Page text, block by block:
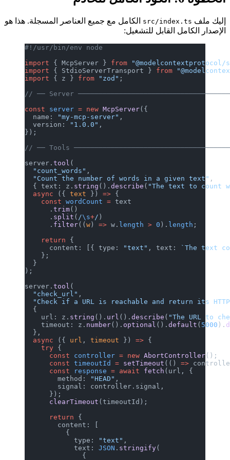
إليك ملف src/index.ts الكامل مع جميع العناصر المسجلة. هذا هو
الإصدار الكامل القابل للتشغيل:
#!/usr/bin/env node
import { McpServer } from
import { StdioServerTransport } from
import { z } from "zod"
// ── Server
const server = new McpServer ({
  name:
"my-mcp-server"
  version:
"1.0.0"
});
// ── Tools
server.tool
  "count_words"
  "Count the number of words in a given text"
  { text: z.
string ().describe ("The text to count
  async
({ text }) => {
    const
wordCount = text
      .
trim ()
      .
split (/ \s+ /
      .
filter ((w ) => w. length > 0 ). length
    return
{
      content: [{ type:
"text" , text: `The text
    };
  }
);
server.tool
  "check_url"
"Check if a URL is reachable and return its
  {
    url: z.
string (). url ().describe ("The URL to
    timeout: z.
number ().optional ().default (5000 ).
  },
  async
({ url , timeout }) => {
    try
{
      const
controller = new AbortController ();
      const
timeoutId = setTimeout (() =>
      const
response = await fetch (url, {
        method:
"HEAD"
        signal: controller.signal,
      });
      clearTimeout
(timeoutId);
      return
{
        content: [
          {
            type:
"text"
            text:
JSON .stringify
              {